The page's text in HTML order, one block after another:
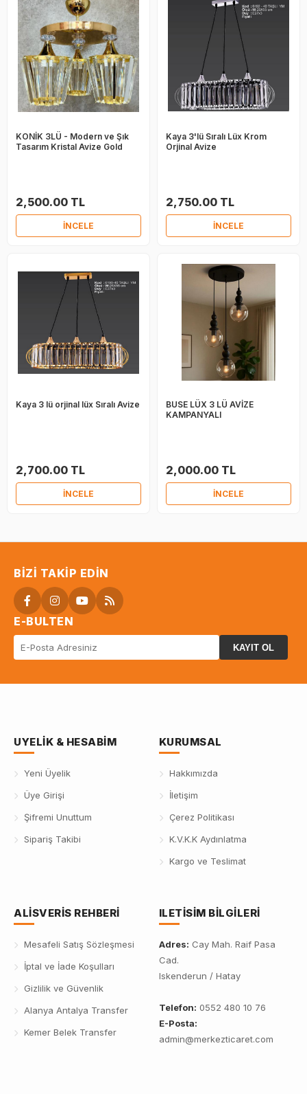
KONİK 3LÜ - Modern ve Şık
Tasarım Kristal Avize Gold
2,500.00 TL
İNCELE
Kaya 3'lü Sıralı Lüx Krom
Orjinal Avize
2,750.00 TL
İNCELE
Kaya 3 lü orjinal lüx Sıralı Avize
2,700.00 TL
İNCELE
BUSE LÜX 3 LÜ AVİZE
KAMPANYALI
2,000.00 TL
İNCELE
BIZI TAKIP EDIN
E-BULTEN
KAYIT OL
UYELIK & HESABIM
Yeni Üyelik
Üye Girişi
Şifremi Unuttum
Sipariş Takibi
KURUMSAL
Hakkımızda
İletişim
Çerez Politikası
K.V.K.K Aydınlatma
Kargo ve Teslimat
ALISVERIS REHBERI
Mesafeli Satış Sözleşmesi
İptal ve İade Koşulları
Gizlilik ve Güvenlik
Alanya Antalya Transfer
Kemer Belek Transfer
ILETISIM BILGILERI
Adres: Cay Mah. Raif Pasa
Cad.
Iskenderun / Hatay
Telefon: 0552 480 10 76
E-Posta:
admin@merkezticaret.com